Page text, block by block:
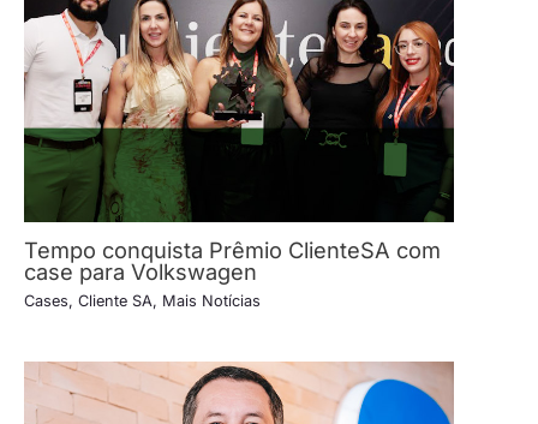
Tempo conquista Prêmio ClienteSA com
case para Volkswagen
Cases, Cliente SA, Mais Notícias